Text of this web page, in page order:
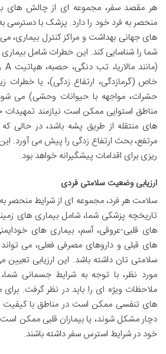
هر مقصد سفر، مجموعه ای از چالش های
منحصر به فرد خود را دارد. پزشک با دسترسی
های جهانی بهداشت و مراکز کنترل بیماری،
شما را شناسایی کند. این خطرات شامل
خاص (گرمازدگی، ارتفاع زدگی)، یا
حشرات، مواجهه با حیوانات وحشی) می
مناطق استوایی ممکن است نیازمند تمهیدات
های منتقله از طریق پشه باشد، در حالی
مرتفع، بحث ارتفاع زدگی را پیش می آورد. این
ریزی برای اقدامات پیشگیرانه خواهد بود.
ارزیابی وضعیت سلامتی فردی
سلامت هر فرد، مجموعه ای از شرایط منحصر
تاریخچه پزشکی شما، شامل بیماری های
های قلبی-عروقی، آسم، بیماری های
های قبلی و داروهای مصرفی فعلی، می
سلامتی تان داشته باشد. این ارزیابی
مورد نظر، با توجه به شرایط جسمانی
ملاحظات ویژه ای را باید در نظر گرفت. برای
های تنفسی ممکن است در مناطق با کیفیت
دچار مشکل شوند، یا بیماران قلبی ممکن است
خود در شرایط استرس سفر داشته باشند.